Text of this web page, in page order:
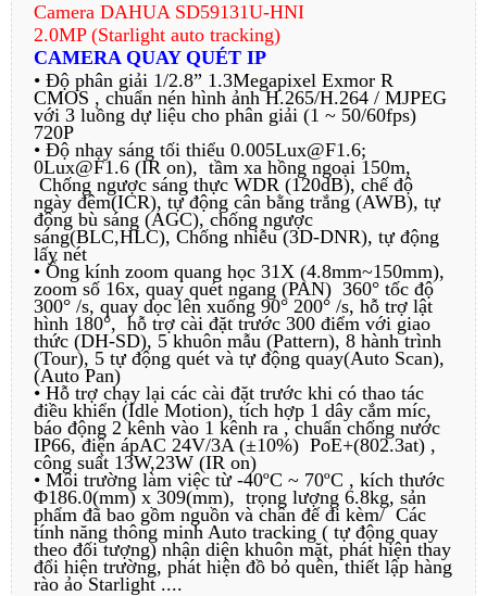
Camera DAHUA SD59131U-HNI
2.0MP (Starlight auto tracking)
CAMERA QUAY QUÉT IP
• Độ phân giải 1/2.8” 1.3Megapixel Exmor R
CMOS , chuẩn nén hình ảnh H.265/H.264 / MJPEG
với 3 luồng dự liệu cho phân giải (1 ~ 50/60fps)
720P
• Độ nhạy sáng tối thiểu 0.005Lux@F1.6;
0Lux@F1.6 (IR on), tầm xa hồng ngoại 150m,
Chống ngược sáng thực WDR (120dB), chế độ
ngày đêm(ICR), tự động cân bằng trắng (AWB), tự
động bù sáng (AGC), chống ngược
sáng(BLC,HLC), Chống nhiễu (3D-DNR), tự động
lấy nét
• Ống kính zoom quang học 31X (4.8mm~150mm),
zoom số 16x, quay quét ngang (PAN) 360° tốc độ
300° /s, quay dọc lên xuống 90° 200° /s, hỗ trợ lật
hình 180°, hỗ trợ cài đặt trước 300 điểm với giao
thức (DH-SD), 5 khuôn mẫu (Pattern), 8 hành trình
(Tour), 5 tự động quét và tự động quay(Auto Scan),
(Auto Pan)
• Hỗ trợ chạy lại các cài đặt trước khi có thao tác
điều khiển (Idle Motion), tích hợp 1 dây cắm míc,
báo động 2 kênh vào 1 kênh ra , chuẩn chống nước
IP66, điện ápAC 24V/3A (±10%) PoE+(802.3at) ,
công suất 13W,23W (IR on)
• Môi trường làm việc từ -40ºC ~ 70ºC , kích thước
Φ186.0(mm) x 309(mm), trọng lượng 6.8kg, sản
phẩm đã bao gồm nguồn và chân đế đi kèm/ Các
tính năng thông minh Auto tracking ( tự động quay
theo đối tượng) nhận diện khuôn mặt, phát hiện thay
đổi hiện trường, phát hiện đồ bỏ quên, thiết lập hàng
rào ảo Starlight ....